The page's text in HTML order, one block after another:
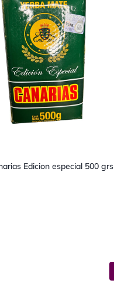
Edicion especial 500 grs